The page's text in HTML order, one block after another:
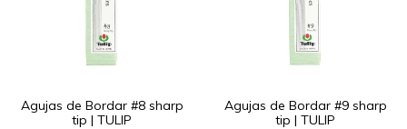
Agujas de Bordar #8 sharp
tip | TULIP
Agujas de Bordar #9 sharp
tip | TULIP